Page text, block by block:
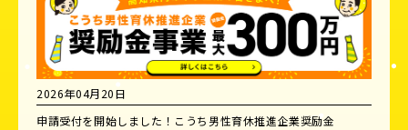
2026年04月20日
申請受付を開始しました！こうち男性育休推進企業奨励金